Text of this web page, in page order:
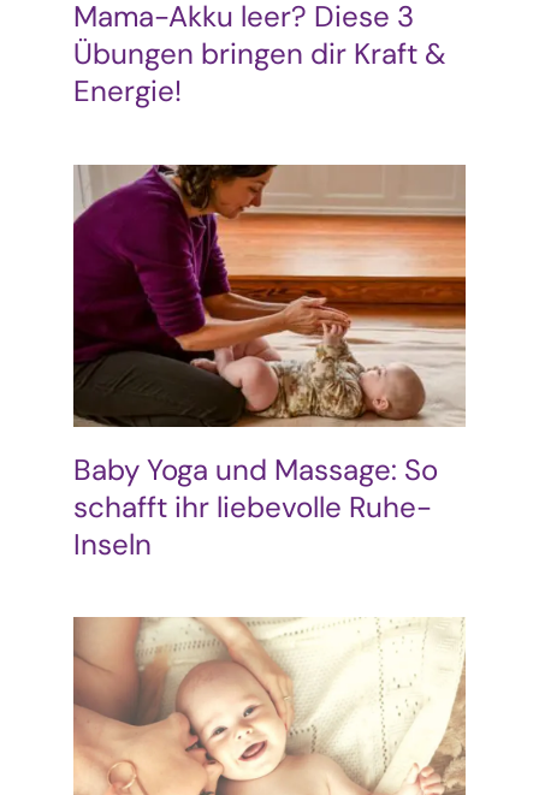
Mama-Akku leer? Diese 3
Übungen bringen dir Kraft &
Energie!
Baby Yoga und Massage: So
schafft ihr liebevolle Ruhe-
Inseln